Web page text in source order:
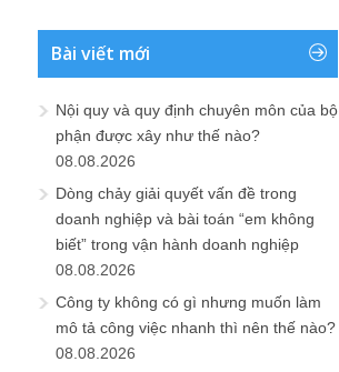
Bài viết mới
Nội quy và quy định chuyên môn của bộ
phận được xây như thế nào?
08.08.2026
Dòng chảy giải quyết vấn đề trong
doanh nghiệp và bài toán “em không
biết” trong vận hành doanh nghiệp
08.08.2026
Công ty không có gì nhưng muốn làm
mô tả công việc nhanh thì nên thế nào?
08.08.2026